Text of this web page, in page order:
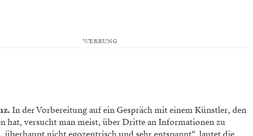
WERBUNG
In der Vorbereitung auf ein Gespräch mit einem Künstler, den
hat, versucht man meist, über Dritte an Informationen zu